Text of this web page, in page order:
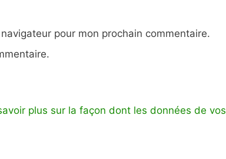
pour mon prochain commentaire.
plus sur la façon dont les données de vos